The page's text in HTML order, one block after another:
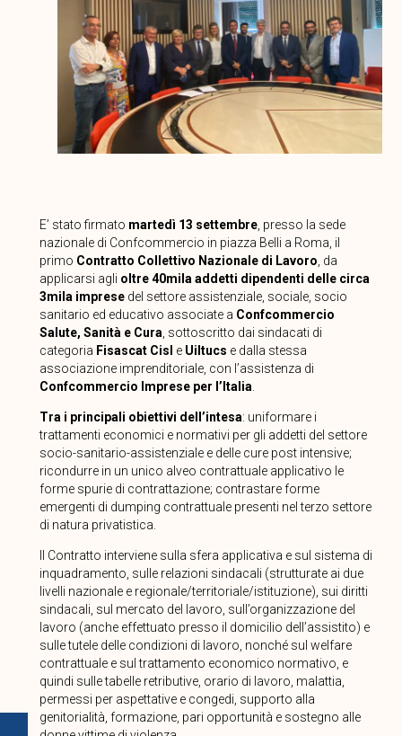
E’ stato firmato martedì 13 settembre, presso la sede
nazionale di Confcommercio in piazza Belli a Roma, il
primo Contratto Collettivo Nazionale di Lavoro , da
applicarsi agli oltre 40mila addetti dipendenti delle circa
3mila imprese del settore assistenziale, sociale, socio
sanitario ed educativo associate a Confcommercio
Salute, Sanità e Cura , sottoscritto dai sindacati di
categoria Fisascat Cisl e Uiltucs e dalla stessa
associazione imprenditoriale, con l’assistenza di
Confcommercio Imprese per l’Italia
Tra i principali obiettivi dell’intesa: uniformare i
trattamenti economici e normativi per gli addetti del settore
socio-sanitario-assistenziale e delle cure post intensive;
ricondurre in un unico alveo contrattuale applicativo le
forme spurie di contrattazione; contrastare forme
emergenti di dumping contrattuale presenti nel terzo settore
di natura privatistica.
Il Contratto interviene sulla sfera applicativa e sul sistema di
inquadramento, sulle relazioni sindacali (strutturate ai due
livelli nazionale e regionale/territoriale/istituzione), sui diritti
sindacali, sul mercato del lavoro, sull’organizzazione del
lavoro (anche effettuato presso il domicilio dell’assistito) e
sulle tutele delle condizioni di lavoro, nonché sul welfare
contrattuale e sul trattamento economico normativo, e
quindi sulle tabelle retributive, orario di lavoro, malattia,
permessi per aspettative e congedi, supporto alla
genitorialità, formazione, pari opportunità e sostegno alle